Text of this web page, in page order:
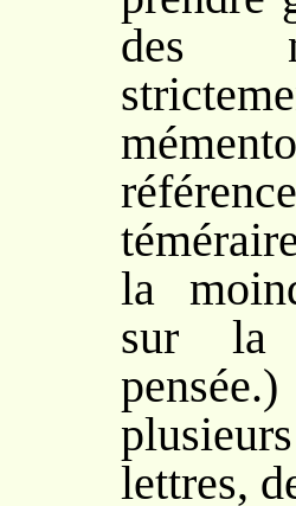
des
la
sur
lettres,